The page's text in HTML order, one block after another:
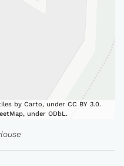
by Carto, under CC BY 3.0.
under ODbL.